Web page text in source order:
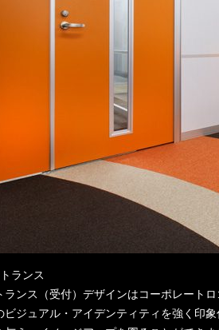
ランス
ランス（受付）デザインはコーポレート
ビジュアル・アイデンティティを強く印